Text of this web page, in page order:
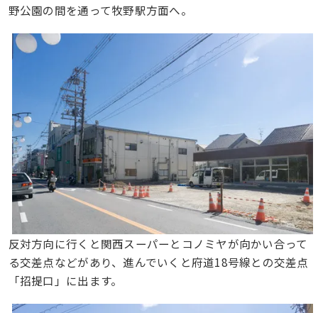
野公園の間を通って牧野駅方面へ。
反対方向に行くと関西スーパーとコノミヤが向かい合って
る交差点などがあり、進んでいくと府道18号線との交差点
「招提口」に出ます。